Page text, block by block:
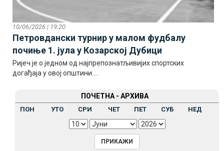
10/06/2026 | 19:20
Петровдански турнир у малом фудбалу
почиње 1. јула у Козарској Дубици
Ријеч је о једном од најпрепознатљивијих спортских
догађаја у овој општини....
ПОЧЕТНА - АРХИВА
ПОН УТО СРИ ЧЕТ ПЕТ СУБ НЕД